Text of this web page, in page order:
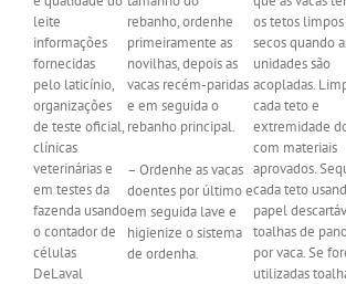
leite
informações
fornecidas
pelo laticínio,
organizações
de teste oficial,
clínicas
veterinárias e
em testes da
fazenda usando
o contador de
células
DeLaval
rebanho, ordenhe
primeiramente as
novilhas, depois as
vacas recém-paridas
e em seguida o
rebanho principal.
– Ordenhe as vacas
doentes por último e
em seguida lave e
higienize o sistema
de ordenha.
os tetos limpos
secos quando
unidades são
acopladas.
cada teto e
extremidade
com materiais
aprovados.
cada teto
papel
toalhas de
por vaca. Se
utilizadas